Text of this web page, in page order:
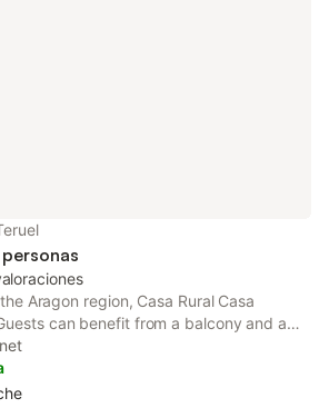
Aragon region, Casa Rural Casa
can benefit from a balcony and a
is included throughout the property.